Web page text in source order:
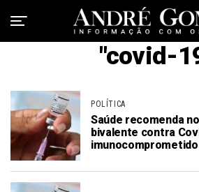
"covid-
POLÍTICA
Saúde recomenda
bivalente contra